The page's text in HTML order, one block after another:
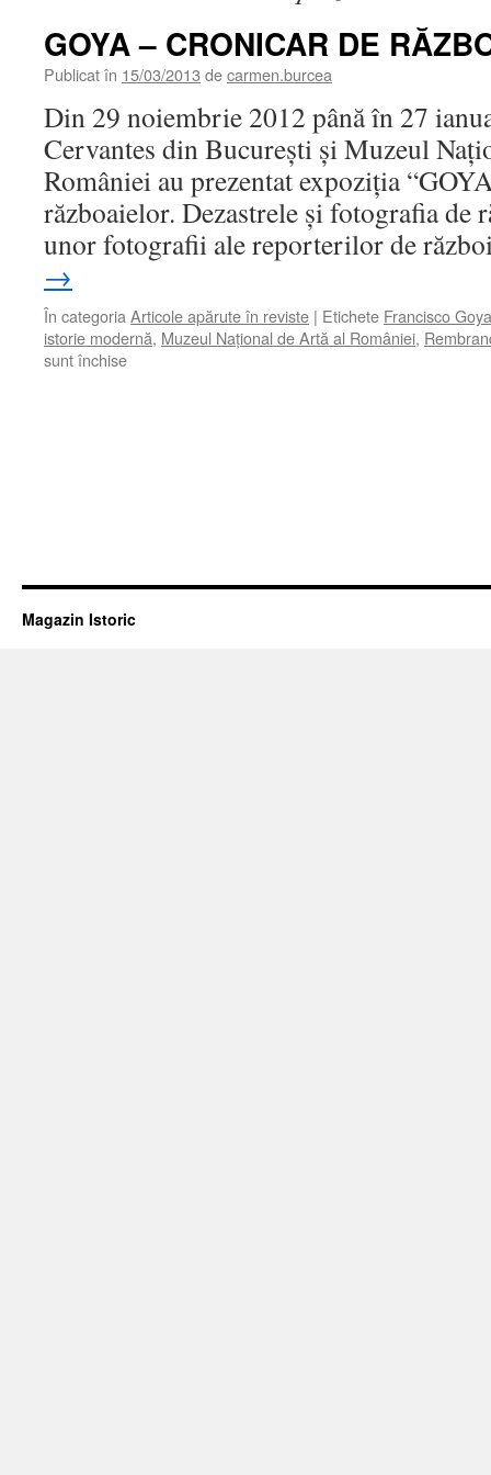
GOYA – CRONICAR DE
Publicat în 15/03/2013 decarmen.burcea
Din 29 noiembrie 2012 până în 27
Cervantes din Bucureşti şi Muzeul
României au prezentat expoziţia
războaielor. Dezastrele şi fotografia de
unor fotografii ale reporterilor de
→
În categoria Articole apărute în reviste | Etichete Francisco Goya
istorie modernă, Muzeul Naţional de Artă al României,
sunt închisepentru
Magazin Istoric